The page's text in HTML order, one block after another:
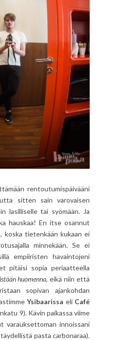
rentoutumispäivääni
sitten sain varovaisen
lasilliselle tai syömään. Ja
hauskaa! En itse osannut
koska tietenkään kukaan ei
minnekään. Se ei
empiiristen havaintojeni
pitäisi sopia periaatteella
huomenna, eikä niin että
sopivan ajankohdan
Ysibaarissa eli Café
9). Kävin paikassa viime
varauksettoman innoissani
pasta carbonaraa).